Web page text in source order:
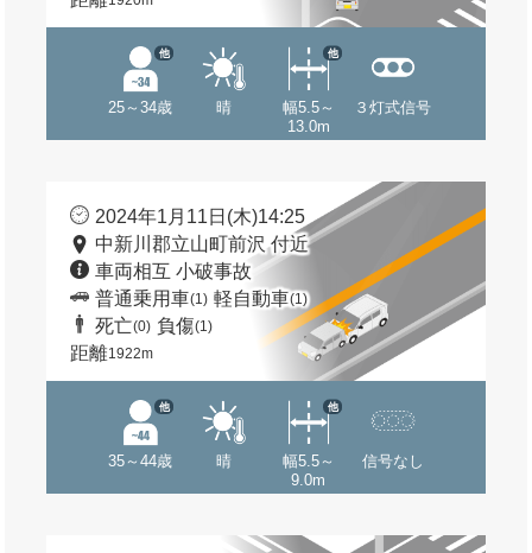
25～34歳
他
晴
幅5.5～
13.0m
他
３灯式信号
2024年1月11日(木)14:25
中新川郡立山町前沢 付近
車両相互 小破事故
普通乗用車(1) 軽自動車(1)
死亡(0) 負傷(1)
距離1922m
35～44歳
他
晴
幅5.5～
9.0m
他
信号なし